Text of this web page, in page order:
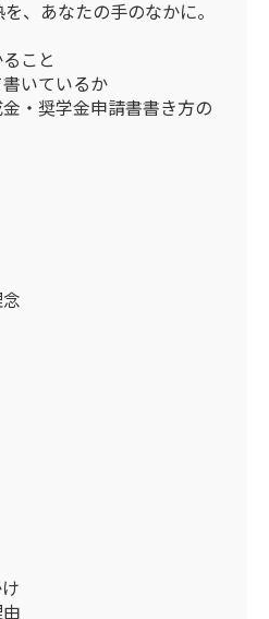
、あなたの手のなかに。
こと
いているか
・奨学金申請書書き方の